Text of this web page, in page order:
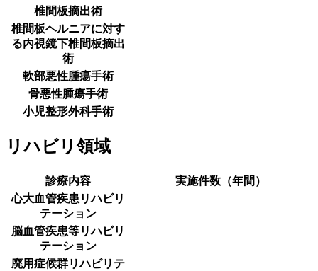
椎間板摘出術
椎間板ヘルニアに対す
る内視鏡下椎間板摘出
術
軟部悪性腫瘍手術
骨悪性腫瘍手術
小児整形外科手術
リハビリ領域
診療内容
実施件数（年間）
心大血管疾患リハビリ
テーション
脳血管疾患等リハビリ
テーション
廃用症候群リハビリテ